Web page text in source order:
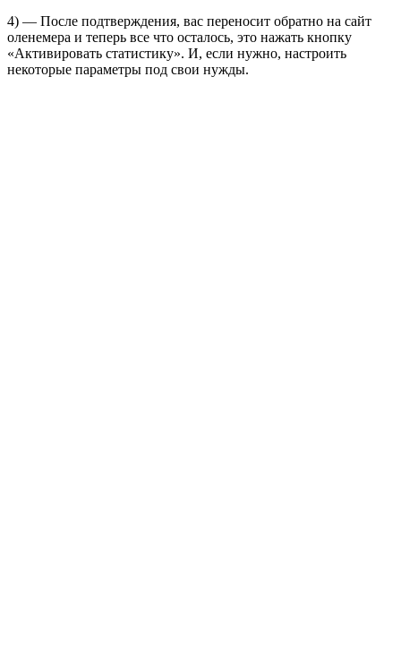
4) — После подтверждения, вас переносит обратно на сайт
оленемера и теперь все что осталось, это нажать кнопку
«Активировать статистику». И, если нужно, настроить
некоторые параметры под свои нужды.